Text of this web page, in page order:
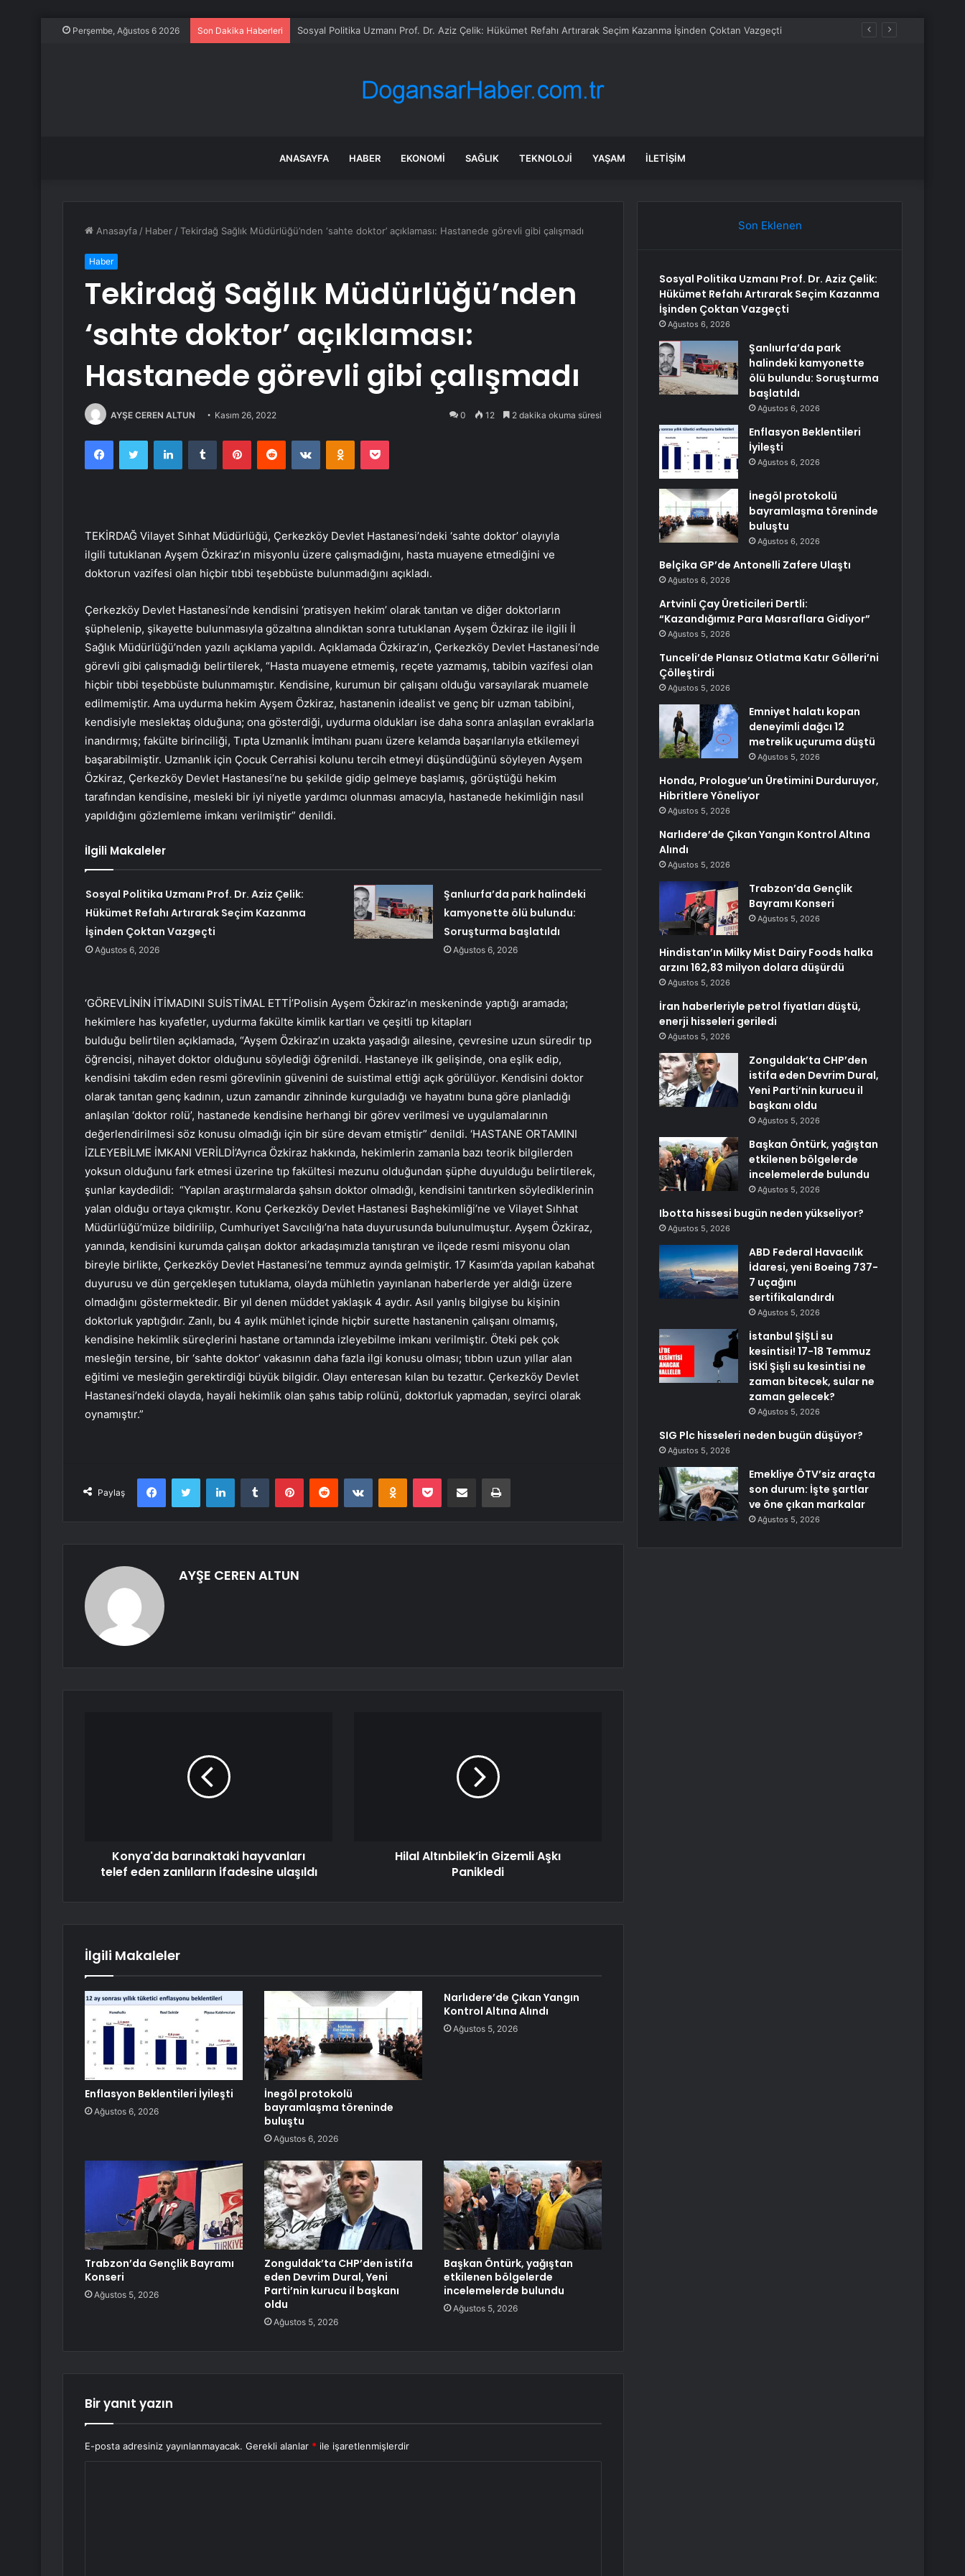
Perşembe, Ağustos 6 2026 Son Dakika Haberleri Şanlıurfa’da park halindeki kamyonette ölü bulundu: Soruşturma başlatıldı
ANASAYFA HABER EKONOMI SAĞLIK TEKNOLOJI YAŞAM İLETIŞIM
Anasayfa / Haber /Tekirdağ Sağlık Müdürlüğü’nden ‘sahte doktor’ açıklaması: Hastanede görevli gibi çalışmadı
Haber
Tekirdağ Sağlık Müdürlüğü’nden
‘sahte doktor’ açıklaması:
Hastanede görevli gibi çalışmadı
AYŞE CEREN ALTUN Kasım 26, 2022 0 12 2 dakika okuma süresi
FacebookTwitter LinkedInTumblr PinterestReddit VKontakteOdnoklassniki
Pocket
TEKİRDAĞ Vilayet Sıhhat Müdürlüğü, Çerkezköy Devlet Hastanesi’ndeki ‘sahte doktor’ olayıyla
ilgili tutuklanan Ayşem Özkiraz’ın misyonlu üzere çalışmadığını, hasta muayene etmediğini ve
doktorun vazifesi olan hiçbir tıbbi teşebbüste bulunmadığını açıkladı.
Çerkezköy Devlet Hastanesi’nde kendisini ‘pratisyen hekim’ olarak tanıtan ve diğer doktorların
şüphelenip, şikayette bulunmasıyla gözaltına alındıktan sonra tutuklanan Ayşem Özkiraz ile ilgili İl
Sağlık Müdürlüğü’nden yazılı açıklama yapıldı. Açıklamada Özkiraz’ın, Çerkezköy Devlet Hastanesi’nde
görevli gibi çalışmadığı belirtilerek, “Hasta muayene etmemiş, reçete yazmamış, tabibin vazifesi olan
hiçbir tıbbi teşebbüste bulunmamıştır. Kendisine, kurumun bir çalışanı olduğu varsayılarak muamele
edilmemiştir. Ama uydurma hekim Ayşem Özkiraz, hastanenin idealist ve genç bir uzman tabibini,
kendisiyle meslektaş olduğuna; ona gösterdiği, uydurma oldukları ise daha sonra anlaşılan evraklarla
inandırmış; fakülte birinciliği, Tıpta Uzmanlık İmtihanı puanı üzere kelamda başarılarıyla etkilemeyi
başarabilmiştir. Uzmanlık için Çocuk Cerrahisi kolunu tercih etmeyi düşündüğünü söyleyen Ayşem
Özkiraz, Çerkezköy Devlet Hastanesi’ne bu şekilde gidip gelmeye başlamış, görüştüğü hekim
tarafından kendisine, mesleki bir iyi niyetle yardımcı olunması amacıyla, hastanede hekimliğin nasıl
yapıldığını gözlemleme imkanı verilmiştir” denildi.
İlgili Makaleler
Sosyal Politika Uzmanı Prof. Dr. Aziz Çelik:
Hükümet Refahı Artırarak Seçim Kazanma
İşinden Çoktan Vazgeçti
Ağustos 6, 2026
Şanlıurfa’da park halindeki
kamyonette ölü bulundu:
Soruşturma başlatıldı
Ağustos 6, 2026
‘GÖREVLİNİN İTİMADINI SUİSTİMAL ETTİ’Polisin Ayşem Özkiraz’ın meskeninde yaptığı aramada;
hekimlere has kıyafetler, uydurma fakülte kimlik kartları ve çeşitli tıp kitapları
bulduğu belirtilen açıklamada, “Ayşem Özkiraz’ın uzakta yaşadığı ailesine, çevresine uzun süredir tıp
öğrencisi, nihayet doktor olduğunu söylediği öğrenildi. Hastaneye ilk gelişinde, ona eşlik edip,
kendisini takdim eden resmi görevlinin güvenini de suistimal ettiği açık görülüyor. Kendisini doktor
olarak tanıtan genç kadının, uzun zamandır zihninde kurguladığı ve hayatını buna göre planladığı
anlaşılan ‘doktor rolü’, hastanede kendisine herhangi bir görev verilmesi ve uygulamalarının
değerlendirilmesi söz konusu olmadığı için bir süre devam etmiştir” denildi. ‘HASTANE ORTAMINI
İZLEYEBİLME İMKANI VERİLDİ’Ayrıca Özkiraz hakkında, hekimlerin zamanla bazı teorik bilgilerden
yoksun olduğunu fark etmesi üzerine tıp fakültesi mezunu olduğundan şüphe duyulduğu belirtilerek,
şunlar kaydedildi: “Yapılan araştırmalarda şahsın doktor olmadığı, kendisini tanıtırken söylediklerinin
yalan olduğu ortaya çıkmıştır. Konu Çerkezköy Devlet Hastanesi Başhekimliği’ne ve Vilayet Sıhhat
Müdürlüğü’müze bildirilip, Cumhuriyet Savcılığı’na hata duyurusunda bulunulmuştur. Ayşem Özkiraz,
yanında, kendisini kurumda çalışan doktor arkadaşımızla tanıştıran ve ilçede resmi misyonu olan
bireyle birlikte, Çerkezköy Devlet Hastanesi’ne temmuz ayında gelmiştir. 17 Kasım’da yapılan kabahat
duyurusu ve dün gerçekleşen tutuklama, olayda mühletin yayınlanan haberlerde yer aldığı üzere
olmadığını göstermektedir. Bir yıl denen müddet yaklaşık 4 aydır. Asıl yanlış bilgiyse bu kişinin
doktorluk yaptığıdır. Zanlı, bu 4 aylık mühlet içinde hiçbir surette hastanenin çalışanı olmamış,
kendisine hekimlik süreçlerini hastane ortamında izleyebilme imkanı verilmiştir. Öteki pek çok
mesleğin tersine, bir ‘sahte doktor’ vakasının daha fazla ilgi konusu olması; tıbbın uzun yıllar alan
eğitimi ve mesleğin gerektirdiği büyük bilgidir. Olayı enteresan kılan bu tezattır. Çerkezköy Devlet
Hastanesi’ndeki olayda, hayali hekimlik olan şahıs tabip rolünü, doktorluk yapmadan, seyirci olarak
oynamıştır.”
Paylaş
FacebookTwitter LinkedInTumblr PinterestReddit VKontakteOdnoklassniki
Pocket E-Posta ile paylaş Yazdır
AYŞE CEREN ALTUN
Konya'da barınaktaki hayvanları
telef eden zanlıların ifadesine ulaşıldı
Hilal Altınbilek’in Gizemli Aşkı
Panikledi
İlgili Makaleler
Enflasyon Beklentileri İyileşti
Ağustos 6, 2026
İnegöl protokolü
bayramlaşma töreninde
buluştu
Ağustos 6, 2026
Narlıdere’de Çıkan Yangın
Kontrol Altına Alındı
Ağustos 5, 2026
Trabzon’da Gençlik Bayramı
Konseri
Ağustos 5, 2026
Zonguldak’ta CHP’den istifa
eden Devrim Dural, Yeni
Parti’nin kurucu il başkanı
oldu
Ağustos 5, 2026
Başkan Öntürk, yağıştan
etkilenen bölgelerde
incelemelerde bulundu
Ağustos 5, 2026
Bir yanıt yazın
E-posta adresiniz yayınlanmayacak. Gerekli alanlar * ile işaretlenmişlerdir
Son Eklenen
Sosyal Politika Uzmanı Prof. Dr. Aziz Çelik:
Hükümet Refahı Artırarak Seçim Kazanma
İşinden Çoktan Vazgeçti
Ağustos 6, 2026
Şanlıurfa’da park
halindeki kamyonette
ölü bulundu: Soruşturma
başlatıldı
Ağustos 6, 2026
Enflasyon Beklentileri
İyileşti
Ağustos 6, 2026
İnegöl protokolü
bayramlaşma töreninde
buluştu
Ağustos 6, 2026
Belçika GP’de Antonelli Zafere Ulaştı
Ağustos 6, 2026
Artvinli Çay Üreticileri Dertli:
“Kazandığımız Para Masraflara Gidiyor”
Ağustos 5, 2026
Tunceli’de Plansız Otlatma Katır Gölleri’ni
Çölleştirdi
Ağustos 5, 2026
Emniyet halatı kopan
deneyimli dağcı 12
metrelik uçuruma düştü
Ağustos 5, 2026
Honda, Prologue’un Üretimini Durduruyor,
Hibritlere Yöneliyor
Ağustos 5, 2026
Narlıdere’de Çıkan Yangın Kontrol Altına
Alındı
Ağustos 5, 2026
Trabzon’da Gençlik
Bayramı Konseri
Ağustos 5, 2026
Hindistan’ın Milky Mist Dairy Foods halka
arzını 162,83 milyon dolara düşürdü
Ağustos 5, 2026
İran haberleriyle petrol fiyatları düştü,
enerji hisseleri geriledi
Ağustos 5, 2026
Zonguldak’ta CHP’den
istifa eden Devrim Dural,
Yeni Parti’nin kurucu il
başkanı oldu
Ağustos 5, 2026
Başkan Öntürk, yağıştan
etkilenen bölgelerde
incelemelerde bulundu
Ağustos 5, 2026
Ibotta hissesi bugün neden yükseliyor?
Ağustos 5, 2026
ABD Federal Havacılık
İdaresi, yeni Boeing 737-
7 uçağını
sertifikalandırdı
Ağustos 5, 2026
İstanbul ŞİŞLİ su
kesintisi! 17-18 Temmuz
İSKİ Şişli su kesintisi ne
zaman bitecek, sular ne
zaman gelecek?
Ağustos 5, 2026
SIG Plc hisseleri neden bugün düşüyor?
Ağustos 5, 2026
Emekliye ÖTV’siz araçta
son durum: İşte şartlar
ve öne çıkan markalar
Ağustos 5, 2026